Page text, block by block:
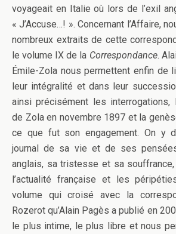
voyageait en Italie où lors de l’exil
« J’Accuse…! ». Concernant l’Affaire,
nombreux extraits de cette
le volume IX de la Correspondance.
Émile-Zola nous permettent enfin de
leur intégralité et dans leur
ainsi précisément les interrogations,
de Zola en novembre 1897 et la
ce que fut son engagement. On y
journal de sa vie et de ses
anglais, sa tristesse et sa
l’actualité française et les
volume qui croisé avec la
Rozerot qu’Alain Pagès a publié en
le plus intime, le plus libre et nous